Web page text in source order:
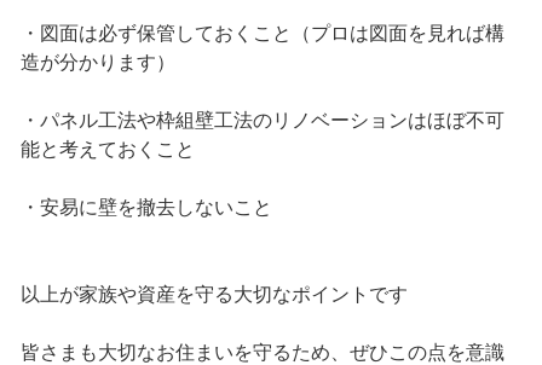
・図面は必ず保管しておくこと（プロは図面を見れば構
造が分かります）
・パネル工法や枠組壁工法のリノベーションはほぼ不可
能と考えておくこと
・安易に壁を撤去しないこと
以上が家族や資産を守る大切なポイントです
皆さまも大切なお住まいを守るため、ぜひこの点を意識